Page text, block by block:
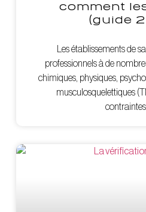
comment
(guide
Les établissements de
professionnels à de
chimiques, physiques,
musculosquelettiques